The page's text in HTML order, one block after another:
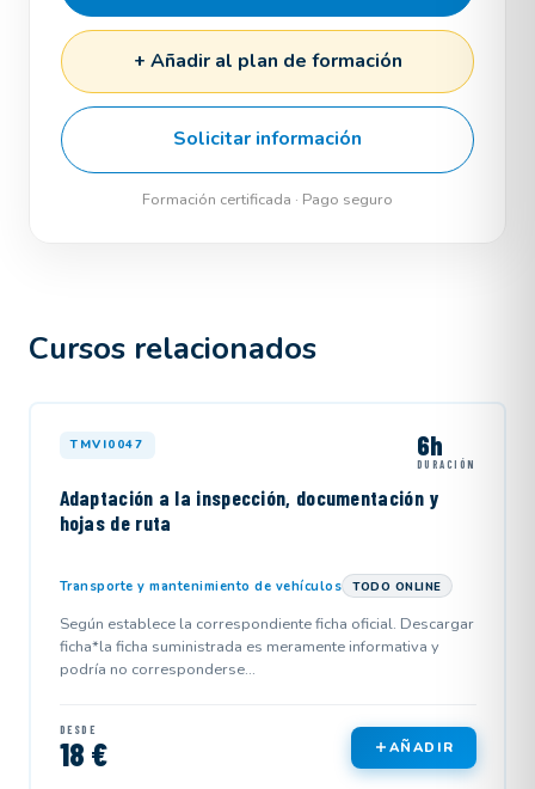
+ Añadir al plan de formación
Solicitar información
Formación certificada · Pago seguro
Cursos relacionados
TMVI0047 6h
DURACIÓN
Adaptación a la inspección, documentación y
hojas de ruta
Transporte y mantenimiento de vehículos TODO ONLINE
Según establece la correspondiente ficha oficial. Descargar
ficha*la ficha suministrada es meramente informativa y
podría no corresponderse...
DESDE
18 € AÑADIR